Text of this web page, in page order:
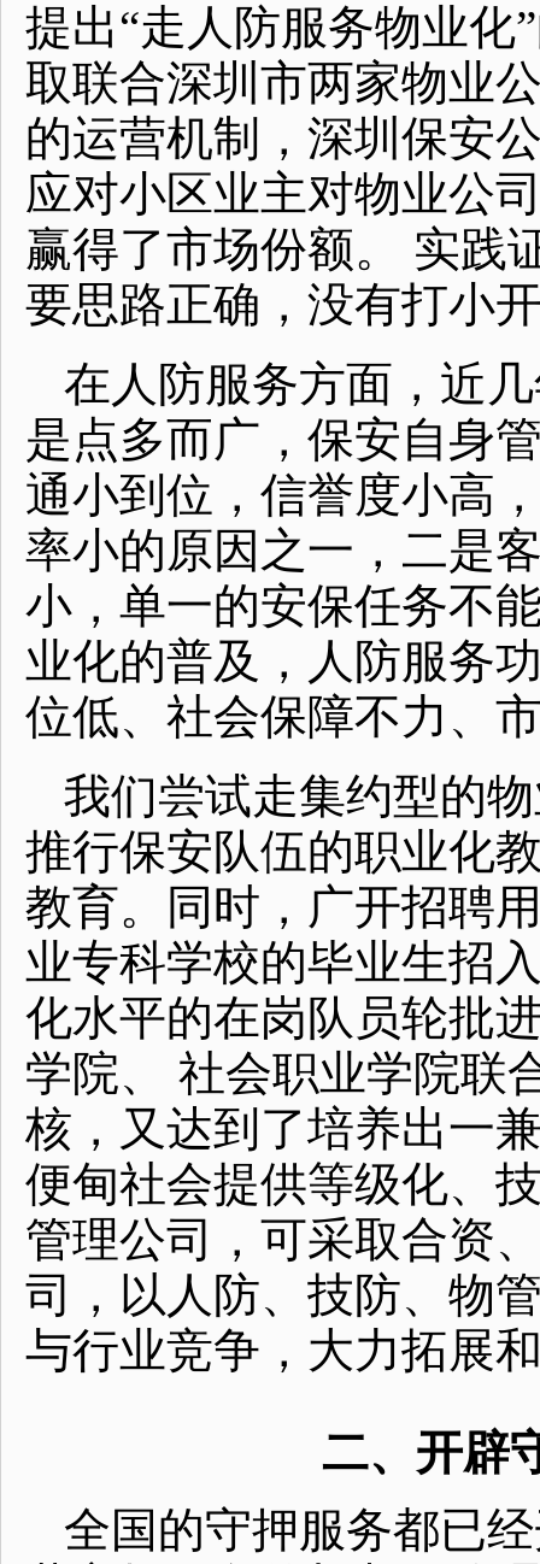
提出“走人防服务物业化
取联合深圳市两家物业
的运营机制，深圳保安
应对小区业主对物业公
赢得了市场份额。 实践
要思路正确，没有打小
在人防服务方面，近
是点多而广，保安自身
通小到位，信誉度小高
率小的原因之一，二是
小，单一的安保任务不
业化的普及，人防服务
位低、社会保障不力、
我们尝试走集约型的
推行保安队伍的职业化
教育。同时，广开招聘
业专科学校的毕业生招
化水平的在岗队员轮批
学院、 社会职业学院联
核，又达到了培养出一
便甸社会提供等级化、
管理公司，可采取合资
司，以人防、技防、物
与行业竞争，大力拓展
二、开辟
全国的守押服务都已